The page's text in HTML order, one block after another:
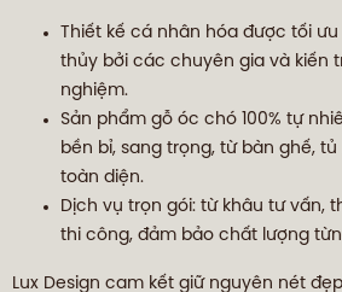
Thiết kế cá nhân hóa được tối
thủy bởi các chuyên gia và kiến
nghiệm.
Sản phẩm gỗ óc chó 100% tự
bền bỉ, sang trọng, từ bàn ghế,
toàn diện.
Dịch vụ trọn gói: từ khâu tư vấn,
thi công, đảm bảo chất lượng
Lux Design cam kết giữ nguyên nét